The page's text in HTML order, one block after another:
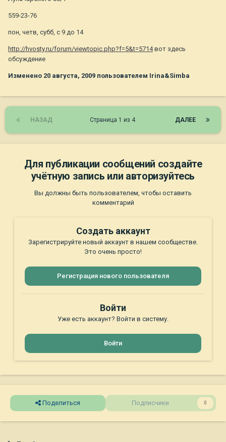
559-23-76
пон, четв, субб, с 9 до 14
http://hvosty.ru/forum/viewtopic.php?f=5&t=5714вот здесь
обсуждение
Изменено 20 августа, 2009 пользователем Irina&Simba
НАЗАД ДАЛЕЕ
Страница 1 из 4
Для публикации сообщений создайте
учётную запись или авторизуйтесь
Вы должны быть пользователем, чтобы оставить
комментарий
Создать аккаунт
Зарегистрируйте новый аккаунт в нашем сообществе.
Это очень просто!
Регистрация нового пользователя
Войти
Уже есть аккаунт? Войти в систему.
Войти
Поделиться Подписчики 0